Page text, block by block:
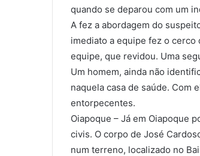
quando se deparou com um
A fez a abordagem do
imediato a equipe fez o
equipe, que revidou. Uma
Um homem, ainda não
naquela casa de saúde. Com
entorpecentes.
Oiapoque – Já em Oiapoque
civis. O corpo de José
num terreno, localizado no